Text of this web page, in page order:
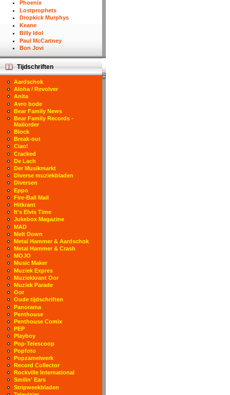
Phoenix
Lostprophets
Dropkick Murphys
Keane
Billy Idol
Paul McCartney
Bon Jovi
Tijdschriften
Aardschok
Aloha / Revolver
Anita
Avro bode
Bear Family News
Bear Family Records -
Mailorder
Block
Break-out
Ciao!
Cracked
De Lach
Der Musikmarkt
Diverse muziekbladen
Diversen
Eppo
Fire-Ball Mail
Hitkrant
It's Elvis Time
Jukebox Magazine
MAD
Melt Down
Metal Hammer & Aardschok
Metal Hammer & Crash
MOJO
Music Maker
Muziek Expres
Muziekkrant Oor
Muziek Parade
Oor
Oude tijdschriften
Panorama
Penthouse
Penthouse Comix
PEP
Playboy
Pop-Telescoop
Popfoto
Popzamelwerk
Record Collector
Rockville International
Smilin' Ears
Stripweekbladen